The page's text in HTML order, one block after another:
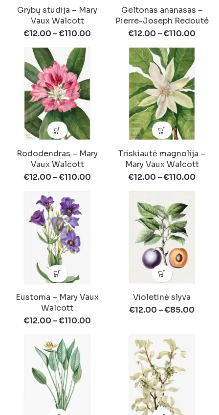
Grybų studija – Mary
Vaux Walcott
€12.00 –€110.00
Geltonas ananasas –
Pierre-Joseph Redouté
€12.00 –€110.00
Rododendras – Mary
Vaux Walcott
€12.00 –€110.00
Triskiautė magnolija –
Mary Vaux Walcott
€12.00 –€110.00
Eustoma – Mary Vaux
Walcott
€12.00 –€110.00
Violetinė slyva
€12.00 –€85.00